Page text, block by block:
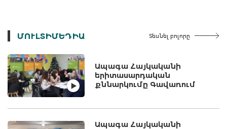
ՄՈՒԼՏԻՄԵԴԻԱ Տեսնել բոլորը
Ապագա Հայկականի
երիտասարդական
քննարկումը Գավառում
Ապագա Հայկականի